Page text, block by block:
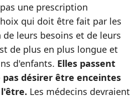
une prescription
qui doit être fait par les
leurs besoins et de leurs
de plus en plus longue et
d'enfants. Elles passent
pas désirer être enceintes
Les médecins devraient